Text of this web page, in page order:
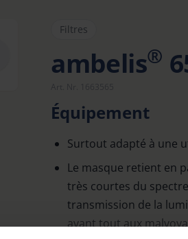
Filtres
ambelis®
Équipement
Surtout adapté à une
Le masque retient en
très courtes du
transmission de la
avant tout aux